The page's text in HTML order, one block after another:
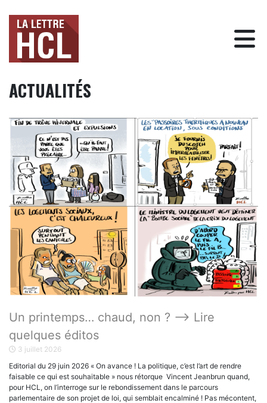
ACTUALITÉS
Un printemps… chaud, non ? ——> Lire
quelques éditos
3 juillet 2026
Editorial du 29 juin 2026 « On avance ! La politique, c’est l’art de rendre
faisable ce qui est souhaitable » nous rétorque Vincent Jeanbrun quand,
pour HCL, on l’interroge sur le rebondissement dans le parcours
parlementaire de son projet de loi, qui semblait encalminé ! Pas mécontent,